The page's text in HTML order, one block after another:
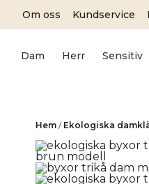
Om oss Kundservice
Dam Herr Sensitiv
Hem / Ekologiska